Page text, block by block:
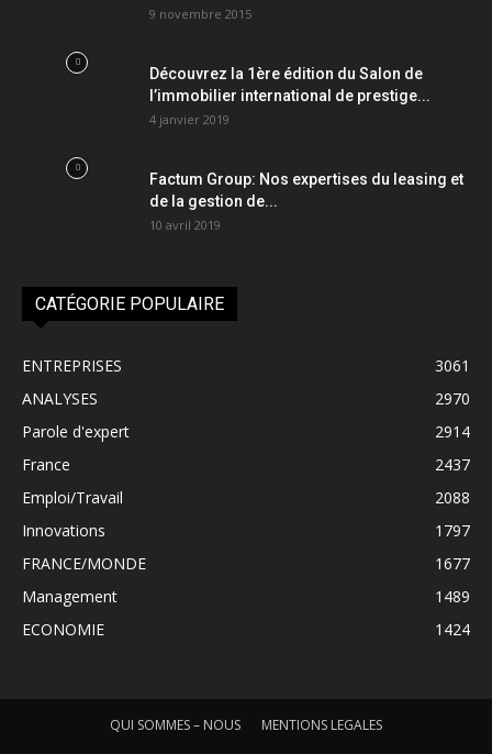
9 novembre 2015
Découvrez la 1ère édition du Salon de
l’immobilier international de prestige...
4 janvier 2019
Factum Group: Nos expertises du leasing et
de la gestion de...
10 avril 2019
CATÉGORIE POPULAIRE
ENTREPRISES
3061
ANALYSES
2970
Parole d'expert
2914
France
2437
Emploi/Travail
2088
Innovations
1797
FRANCE/MONDE
1677
Management
1489
ECONOMIE
1424
QUI SOMMES – NOUS MENTIONS LEGALES